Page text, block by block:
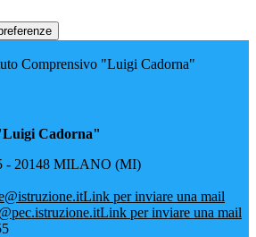
Comprensivo "Luigi Cadorna"
Cadorna"
- 20148 MILANO (MI)
Link per inviare una mail
Link per inviare una mail